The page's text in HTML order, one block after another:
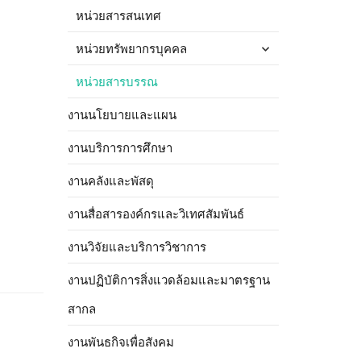
หน่วยสารสนเทศ
หน่วยทรัพยากรบุคคล
หน่วยสารบรรณ
งานนโยบายและแผน
งานบริการการศึกษา
งานคลังและพัสดุ
งานสื่อสารองค์กรและวิเทศสัมพันธ์
งานวิจัยและบริการวิชาการ
งานปฏิบัติการสิ่งแวดล้อมและมาตรฐาน
สากล
งานพันธกิจเพื่อสังคม